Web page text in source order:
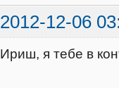
2012-12-06
Ириш, я тебе в